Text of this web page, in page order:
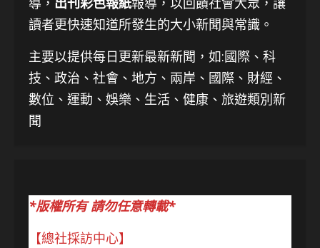
讀者更快速知道所發生的大小新聞與常識。
主要以提供每日更新最新新聞 ，如:國際、科
技、 政治、社會、地方、兩岸、國際、財經、
數位、運動、娛樂、生活、健康、旅遊類別新
聞
*版權所有 請勿任意轉載*
【總社採訪中心】